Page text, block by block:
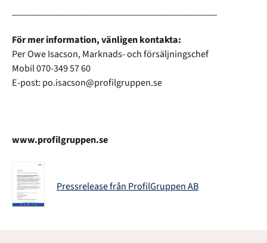
För mer information, vänligen kontakta:
Per Owe Isacson, Marknads- och försäljningschef
Mobil 070-349 57 60
E-post: po.isacson@profilgruppen.se
www.profilgruppen.se
Pressrelease från ProfilGruppen AB